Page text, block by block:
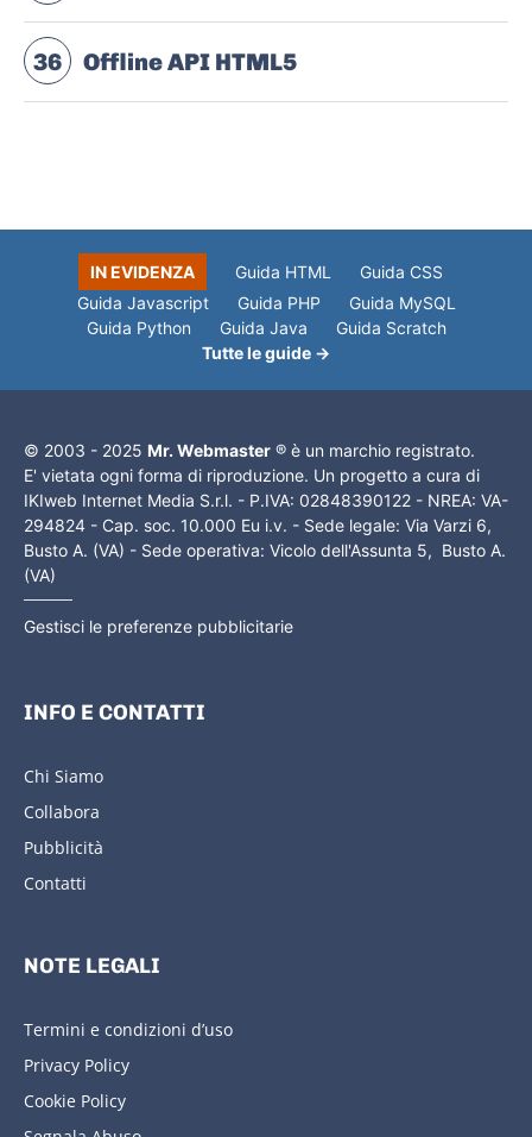
36 Offline API HTML5
IN EVIDENZA Guida HTML
Guida CSS
Guida Javascript
Guida PHP
Guida MySQL
Guida Python
Guida Java
Guida Scratch
Tutte le guide →
© 2003 - 2025 Mr. Webmaster ® è un marchio registrato.
E' vietata ogni forma di riproduzione. Un progetto a cura di
IKIweb Internet Media S.r.l. - P.IVA: 02848390122 - NREA: VA-
294824 - Cap. soc. 10.000 Eu i.v. - Sede legale: Via Varzi 6,
Busto A. (VA) - Sede operativa: Vicolo dell'Assunta 5, Busto A.
(VA)
Gestisci le preferenze pubblicitarie
INFO E CONTATTI
Chi Siamo
Collabora
Pubblicità
Contatti
NOTE LEGALI
Termini e condizioni d’uso
Privacy Policy
Cookie Policy